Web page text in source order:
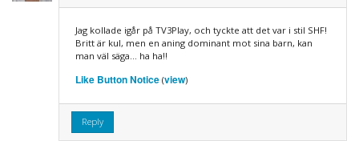
Jag kollade igår på TV3Play, och tyckte att det var i stil SHF!
Britt är kul, men en aning dominant mot sina barn, kan
man väl säga… ha ha!!
Like Button Notice(view)
Reply